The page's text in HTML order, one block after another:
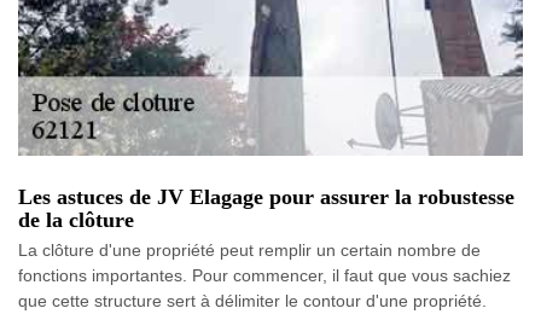
Les astuces de JV Elagage pour assurer la robustesse
de la clôture
La clôture d'une propriété peut remplir un certain nombre de
fonctions importantes. Pour commencer, il faut que vous sachiez
que cette structure sert à délimiter le contour d'une propriété.